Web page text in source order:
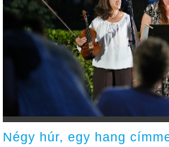
Négy húr, egy hang